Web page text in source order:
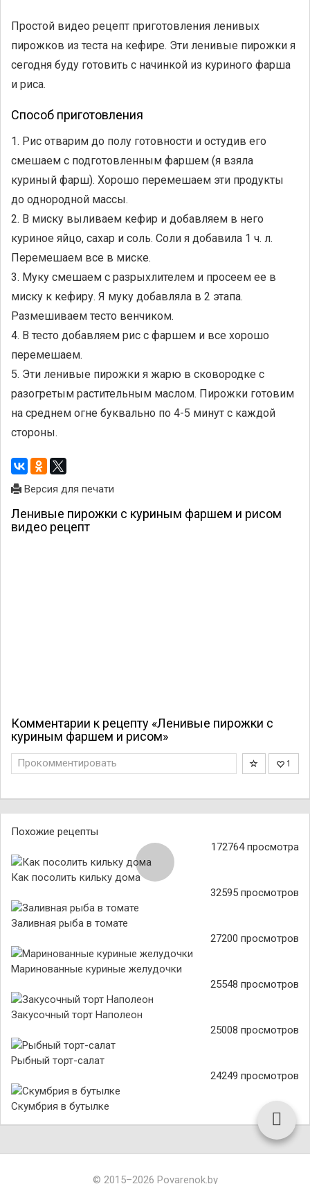
Простой видео рецепт приготовления ленивых
пирожков из теста на кефире. Эти ленивые пирожки я
сегодня буду готовить с начинкой из куриного фарша
и риса.
Способ приготовления
1. Рис отварим до полу готовности и остудив его
смешаем с подготовленным фаршем (я взяла
куриный фарш). Хорошо перемешаем эти продукты
до однородной массы.
2. В миску выливаем кефир и добавляем в него
куриное яйцо, сахар и соль. Соли я добавила 1 ч. л.
Перемешаем все в миске.
3. Муку смешаем с разрыхлителем и просеем ее в
миску к кефиру. Я муку добавляла в 2 этапа.
Размешиваем тесто венчиком.
4. В тесто добавляем рис с фаршем и все хорошо
перемешаем.
5. Эти ленивые пирожки я жарю в сковородке с
разогретым растительным маслом. Пирожки готовим
на среднем огне буквально по 4-5 минут с каждой
стороны.
Версия для печати
Ленивые пирожки с куриным фаршем и рисом
видео рецепт
Комментарии к рецепту «Ленивые пирожки с
куриным фаршем и рисом»
1
Прокомментировать
Похожие рецепты
172764 просмотра
Как посолить кильку дома
32595 просмотров
Заливная рыба в томате
27200 просмотров
Маринованные куриные желудочки
25548 просмотров
Закусочный торт Наполеон
25008 просмотров
Рыбный торт-салат
24249 просмотров
Скумбрия в бутылке
© 2015–2026 Povarenok.by